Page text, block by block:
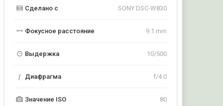
Сделано с SONY DSC-W830
Фокусное расстояние 9.1 mm
Выдержка 10/500
f Диафрагма f/4.0
Значение ISO 80